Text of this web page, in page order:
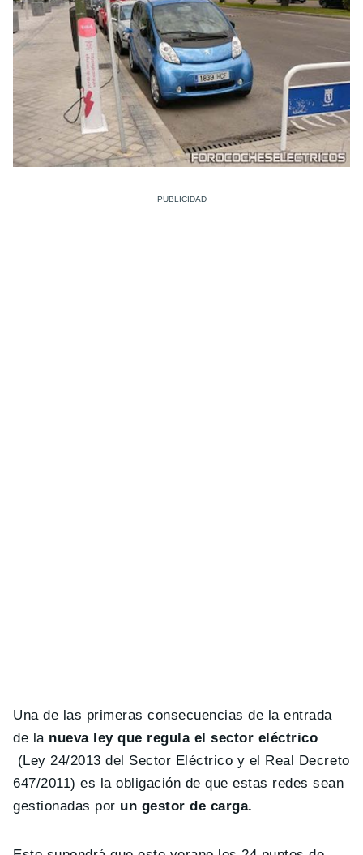
Una de las primeras consecuencias de la entrada
de lanueva ley que regula el sector eléctrico
(Ley 24/2013 del Sector Eléctrico y el Real Decreto
647/2011) es la obligación de que estas redes sean
gestionadas por un gestor de carga.